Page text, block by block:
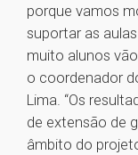
porque vamos
suportar as
muito alunos
o coordenador
Lima. “Os
de extensão de
âmbito do